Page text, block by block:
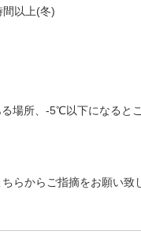
間以上(冬)
場所、-5℃以下になる
らからご指摘をお願い致